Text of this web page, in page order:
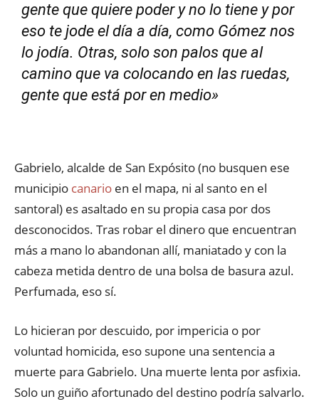
gente que quiere poder y no lo tiene y por
eso te jode el día a día, como Gómez nos
lo jodía. Otras, solo son palos que al
camino que va colocando en las ruedas,
gente que está por en medio»
Gabrielo, alcalde de San Expósito (no busquen ese
municipio canario en el mapa, ni al santo en el
santoral) es asaltado en su propia casa por dos
desconocidos. Tras robar el dinero que encuentran
más a mano lo abandonan allí, maniatado y con la
cabeza metida dentro de una bolsa de basura azul.
Perfumada, eso sí.
Lo hicieran por descuido, por impericia o por
voluntad homicida, eso supone una sentencia a
muerte para Gabrielo. Una muerte lenta por asfixia.
Solo un guiño afortunado del destino podría salvarlo.